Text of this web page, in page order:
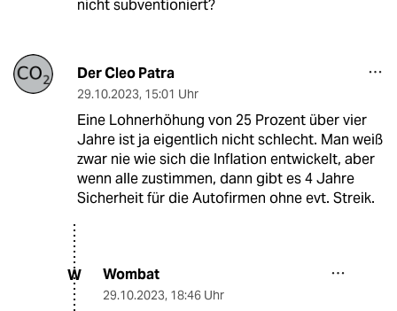
nicht subventioniert?
Der Cleo Patra
29.10.2023, 15:01 Uhr
Eine Lohnerhöhung von 25 Prozent über vier
Jahre ist ja eigentlich nicht schlecht. Man weiß
zwar nie wie sich die Inflation entwickelt, aber
wenn alle zustimmen, dann gibt es 4 Jahre
Sicherheit für die Autofirmen ohne evt. Streik.
W Wombat
29.10.2023, 18:46 Uhr